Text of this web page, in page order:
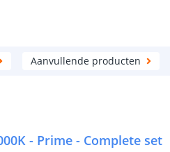
Aanvullende producten
- Prime - Complete set